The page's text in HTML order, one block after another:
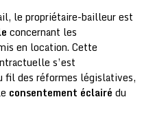
le propriétaire-bailleur est
concernant les
en location. Cette
s’est
fil des réformes législatives,
consentement éclairé du